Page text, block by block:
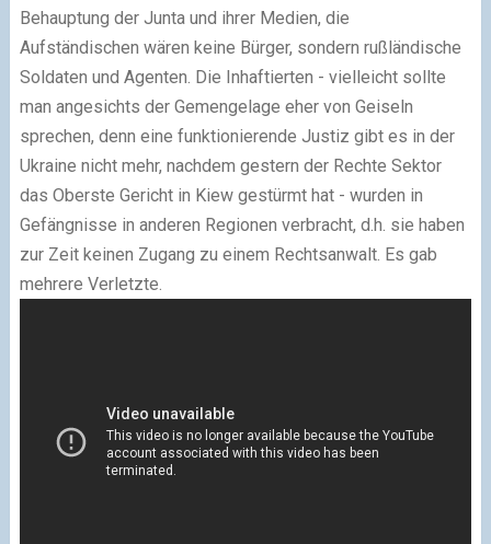
Behauptung der Junta und ihrer Medien, die
Aufständischen wären keine Bürger, sondern rußländische
Soldaten und Agenten. Die Inhaftierten - vielleicht sollte
man angesichts der Gemengelage eher von Geiseln
sprechen, denn eine funktionierende Justiz gibt es in der
Ukraine nicht mehr, nachdem gestern der Rechte Sektor
das Oberste Gericht in Kiew gestürmt hat - wurden in
Gefängnisse in anderen Regionen verbracht, d.h. sie haben
zur Zeit keinen Zugang zu einem Rechtsanwalt. Es gab
mehrere Verletzte.